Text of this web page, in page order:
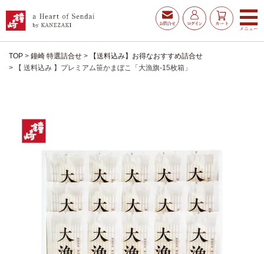
お得な夏ギフト 大漁旗特選詰合せ
TOP 鐘崎 特選詰合せ
【送料込み】お得なおすすめ詰合せ
【 送料込み 】プレミアム笹かまぼこ「大漁旗-15枚箱」